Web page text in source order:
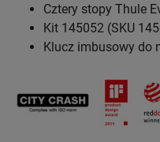
Cztery stopy Thule
Kit 145052 (SKU
Klucz imbusowy do